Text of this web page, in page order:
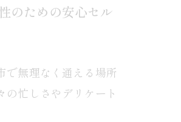
のための安心セル
で無理なく通える場所
忙しさやデリケート